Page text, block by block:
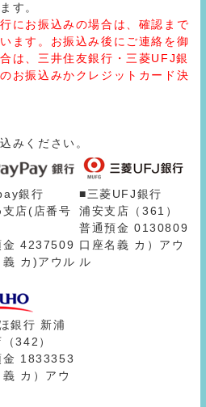
す。
にお振込みの場合は、確認まで
ます。お振込み後にご連絡を御
は、三井住友銀行・三菱UFJ銀
お振込みかクレジットカード決
みください。
銀行
支店(店番号
金 4237509
義 カ)アウル
■三菱UFJ銀行
浦安支店（361）
普通預金 0130809
口座名義 カ）アウ
ル
銀行 新浦
342）
金 1833353
義 カ）アウ